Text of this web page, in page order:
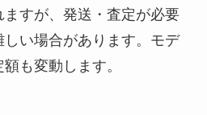
ますが、発送・査定が必要
い場合があります。モデ
も変動します。